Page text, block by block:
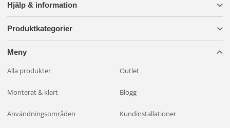
Hjälp & information
Produktkategorier
Meny
Alla produkter Outlet
Monterat & klart Blogg
Användningsområden Kundinstallationer